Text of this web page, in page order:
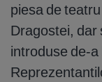
piesa de
Dragostei, dar
introduse de-a